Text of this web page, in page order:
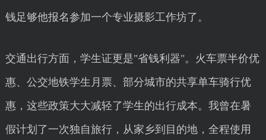
钱足够他报名参加一个专业摄影工作坊了。
交通出行方面，学生证更是"省钱利器"。火车票半价优
惠、公交地铁学生月票、部分城市的共享单车骑行优
惠，这些政策大大减轻了学生的出行成本。我曾在暑
假计划了一次独自旅行，从家乡到目的地，全程使用